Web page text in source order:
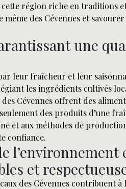
région riche en traditions
même des Cévennes et
une
leur fraîcheur et leur
les ingrédients cultivés
Cévennes offrent des
des produits d’une
et aux méthodes de
confiance.
et
des Cévennes contribuent à